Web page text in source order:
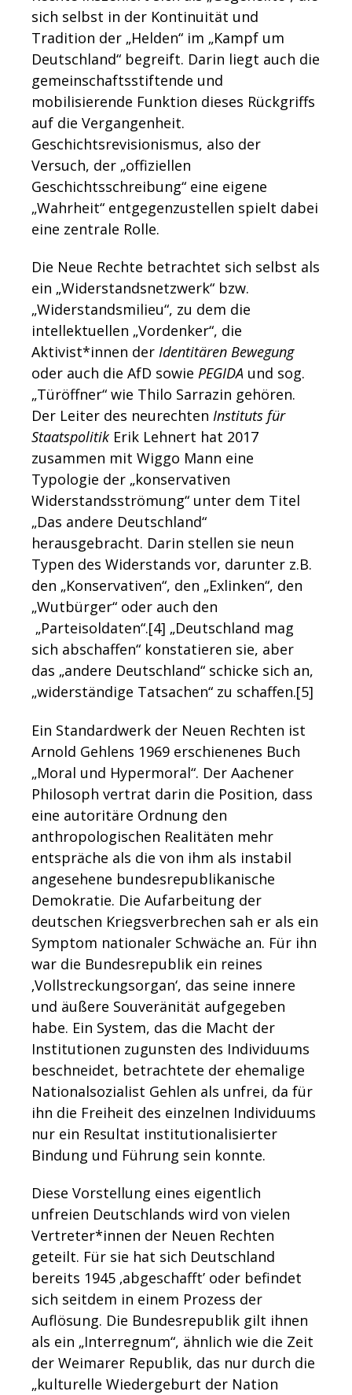
sich selbst in der Kontinuität und
Tradition der „Helden“ im „Kampf um
Deutschland“ begreift. Darin liegt auch die
gemeinschaftsstiftende und
mobilisierende Funktion dieses Rückgriffs
auf die Vergangenheit.
Geschichtsrevisionismus, also der
Versuch, der „offiziellen
Geschichtsschreibung“ eine eigene
„Wahrheit“ entgegenzustellen spielt dabei
eine zentrale Rolle.
Die Neue Rechte betrachtet sich selbst als
ein „Widerstandsnetzwerk“ bzw.
„Widerstandsmilieu“, zu dem die
intellektuellen „Vordenker“, die
Aktivist*innen der Identitären Bewegung
oder auch die AfD sowie PEGIDA und sog.
„Türöffner“ wie Thilo Sarrazin gehören.
Der Leiter des neurechten Instituts für
Staatspolitik Erik Lehnert hat 2017
zusammen mit Wiggo Mann eine
Typologie der „konservativen
Widerstandsströmung“ unter dem Titel
„Das andere Deutschland“
herausgebracht. Darin stellen sie neun
Typen des Widerstands vor, darunter z.B.
den „Konservativen“, den „Exlinken“, den
„Wutbürger“ oder auch den
„Parteisoldaten“.[4] „Deutschland mag
sich abschaffen“ konstatieren sie, aber
das „andere Deutschland“ schicke sich an,
„widerständige Tatsachen“ zu schaffen.[5]
Ein Standardwerk der Neuen Rechten ist
Arnold Gehlens 1969 erschienenes Buch
„Moral und Hypermoral“. Der Aachener
Philosoph vertrat darin die Position, dass
eine autoritäre Ordnung den
anthropologischen Realitäten mehr
entspräche als die von ihm als instabil
angesehene bundesrepublikanische
Demokratie. Die Aufarbeitung der
deutschen Kriegsverbrechen sah er als ein
Symptom nationaler Schwäche an. Für ihn
war die Bundesrepublik ein reines
‚Vollstreckungsorgan‘, das seine innere
und äußere Souveränität aufgegeben
habe. Ein System, das die Macht der
Institutionen zugunsten des Individuums
beschneidet, betrachtete der ehemalige
Nationalsozialist Gehlen als unfrei, da für
ihn die Freiheit des einzelnen Individuums
nur ein Resultat institutionalisierter
Bindung und Führung sein konnte.
Diese Vorstellung eines eigentlich
unfreien Deutschlands wird von vielen
Vertreter*innen der Neuen Rechten
geteilt. Für sie hat sich Deutschland
bereits 1945 ‚abgeschafft’ oder befindet
sich seitdem in einem Prozess der
Auflösung. Die Bundesrepublik gilt ihnen
als ein „Interregnum“, ähnlich wie die Zeit
der Weimarer Republik, das nur durch die
„kulturelle Wiedergeburt der Nation